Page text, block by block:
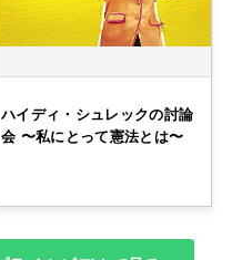
ハイディ・シュレックの討論
会 〜私にとって憲法とは〜